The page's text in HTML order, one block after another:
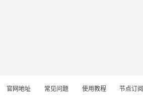
官网地址 常见问题 使用教程 节点订阅